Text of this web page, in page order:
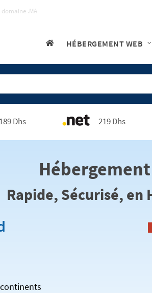
domaine .MA
HÉBERGEMENT WEB
189 Dhs 219 Dhs
Rapide, Sécurisé,